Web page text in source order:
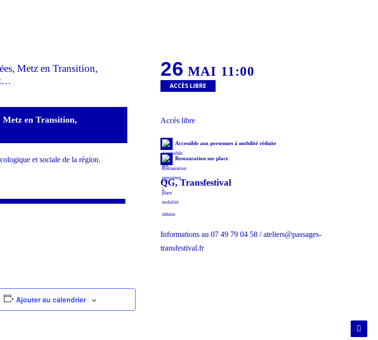
Metz en Transition,
Metz en Transition,
et sociale de la région.
26 MAI 11:00
ACCÈS LIBRE
Accès libre
Accessible aux personnes à mobilité réduite
Restauration sur place
QG, Transfestival
Informations au 07 49 79 04 58 / ateliers@passages-
transfestival.fr
Ajouter au calendrier